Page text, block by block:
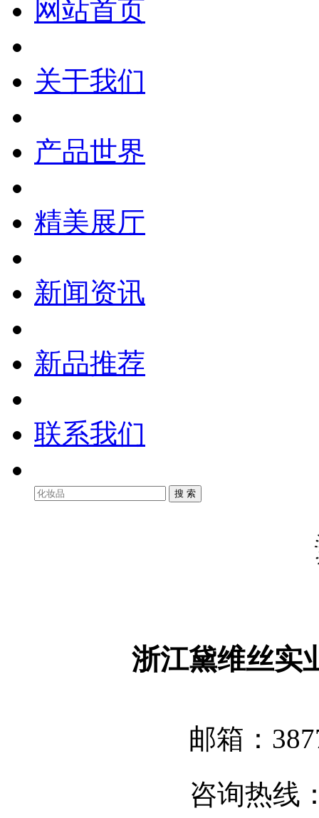
网站首页
关于我们
产品世界
精美展厅
新闻资讯
新品推荐
联系我们
浙江黛维丝实
邮箱：
咨询热线